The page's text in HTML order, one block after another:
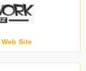
Web Site